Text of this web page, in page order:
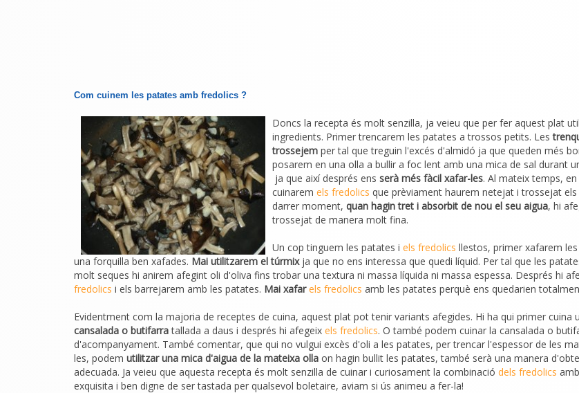
Com cuinem les patates amb fredolics ?
Doncs la recepta és molt senzilla, ja veieu que per fer aquest plat
ingredients. Primer trencarem les patates a trossos petits. Les
trossejem per tal que treguin l'excés d'almidó ja que queden més
posarem en una olla a bullir a foc lent amb una mica de sal durant
ja que així després ens serà més fàcil xafar-les. Al mateix temps,
cuinarem els fredolics que prèviament haurem netejat i trossejat els
darrer moment, quan hagin tret i absorbit de nou el seu aigua, hi
trossejat de manera molt fina.
Un cop tinguem les patates i els fredolics llestos, primer xafarem
una forquilla ben xafades. Mai utilitzarem el túrmixja que no ens interessa que quedi líquid. Per tal que les
molt seques hi anirem afegint oli d'oliva fins trobar una textura ni massa líquida ni massa espessa. Després hi
fredolics i els barrejarem amb les patates. Mai xafar els fredolics amb les patates perquè ens quedarien
Evidentment com la majoria de receptes de cuina, aquest plat pot tenir variants afegides. Hi ha qui primer cuina
cansalada o butifarratallada a daus i després hi afegeix els fredolics. O també podem cuinar la cansalada o
d'acompanyament. També comentar, que qui no vulgui excès d'oli a les patates, per trencar l'espessor de les
les, podem utilitzar una mica d'aigua de la mateixa olla on hagin bullit les patates, també serà una manera
adecuada. Ja veieu que aquesta recepta és molt senzilla de cuinar i curiosament la combinació dels fredolics
exquisita i ben digne de ser tastada per qualsevol boletaire, aviam si ús animeu a fer-la!